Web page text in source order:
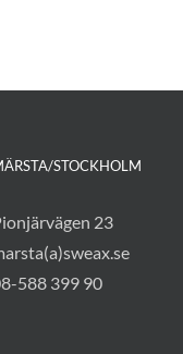
STOCKHOLM
23
588 399 90